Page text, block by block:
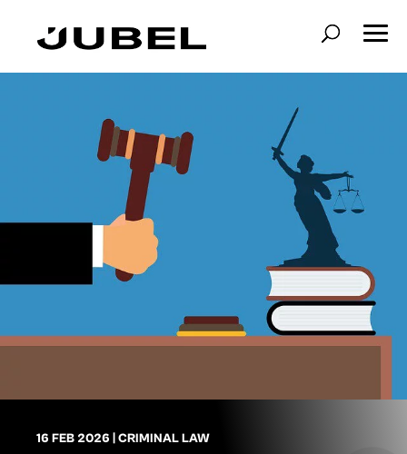
16 FEB 2026 CRIMINAL LAW